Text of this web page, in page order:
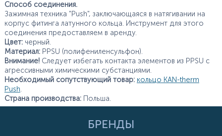
Способ соединения.
Зажимная техника "Push", заключающаяся в натягивании на
корпус фитинга латунного кольца. Инструмент для этого
соединения предоставляем в аренду.
Цвет: черный.
Материал:PPSU (полифениленсульфон).
Внимание! Следует избегать контакта элементов из PPSU с
агрессивными химическими субстанциями.
Необходимый сопутствующий товар: кольцо KAN-therm
Push.
Страна производства: Польша.
БРЕНДЫ